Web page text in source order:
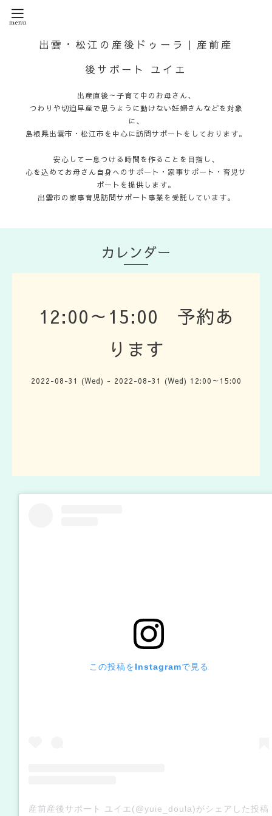
出雲・松江の産後ドゥーラ｜産前産
後サポート ユイエ
出産直後～子育て中のお母さん、
つわりや切迫早産で思うように動けない妊婦さんなどを対象
に、
島根県出雲市・松江市を中心に訪問サポートをしております。
安心して一息つける時間を作ることを目指し、
心を込めてお母さん自身へのサポート・家事サポート・育児サ
ポートを提供します。
出雲市の家事育児訪問サポート事業を受託しています。
カレンダー
12:00～15:00 予約あ
ります
2022-08-31 (Wed) - 2022-08-31 (Wed) 12:00～15:00
この投稿をInstagramで見る
産前産後サポート ユイエ(@yuie_doula)がシェアした投稿